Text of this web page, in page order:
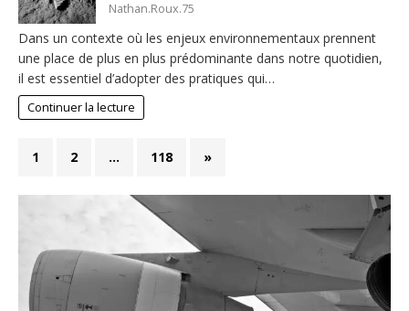
Nathan.Roux.75
Dans un contexte où les enjeux environnementaux prennent
une place de plus en plus prédominante dans notre quotidien,
il est essentiel d’adopter des pratiques qui…
Continuer la lecture
1 2 … 118 »